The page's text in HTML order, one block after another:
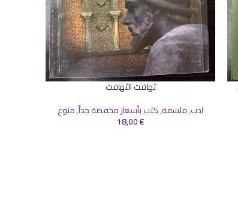
تهافت التهافت
ادب,فلسفة,كتب بأسعار مخفضة جداً,منوع
18,00€